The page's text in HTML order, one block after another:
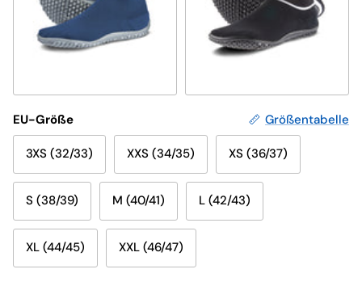
blau schwarz, weißer Bund
EU-Größe Größentabelle
3XS (32/33) XXS (34/35) XS (36/37)
S (38/39) M (40/41) L (42/43)
XL (44/45) XXL (46/47)